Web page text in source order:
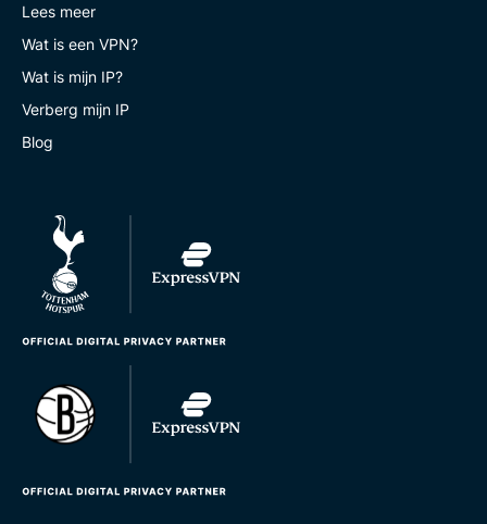
Lees meer
Wat is een VPN?
Wat is mijn IP?
Verberg mijn IP
Blog